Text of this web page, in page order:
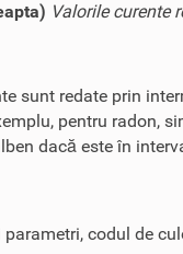
Valorile curente
sunt redate prin
pentru radon,
dacă este în
parametri, codul de